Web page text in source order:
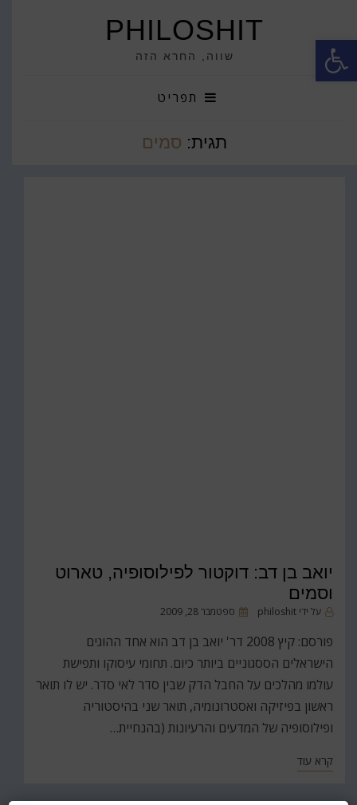
פתח סרגל נגישות PHILOSHIT
שווה, החרא הזה
תפריט
תגית: סמים
יואב בן דב: דוקטור לפילוסופיה, טארוט
וסמים
על ידי philoshit
פורסםספטמבר 28, 2009
פורסם: קיץ 2008 דר' יואב בן דב הוא אחד ההוגים
הישראלים הססגוניים ביותר כיום. תחומי עיסוקו ותפישת
עולמו מהלכים על החבל הדק שבין סדר לאי סדר. יש לו תואר
ראשון בפיזיקה ואסטרונומיה, תואר שני בהיסטוריה
ופילוסופיה של המדעים והרעיונות (בהנחיית…
קרא עוד